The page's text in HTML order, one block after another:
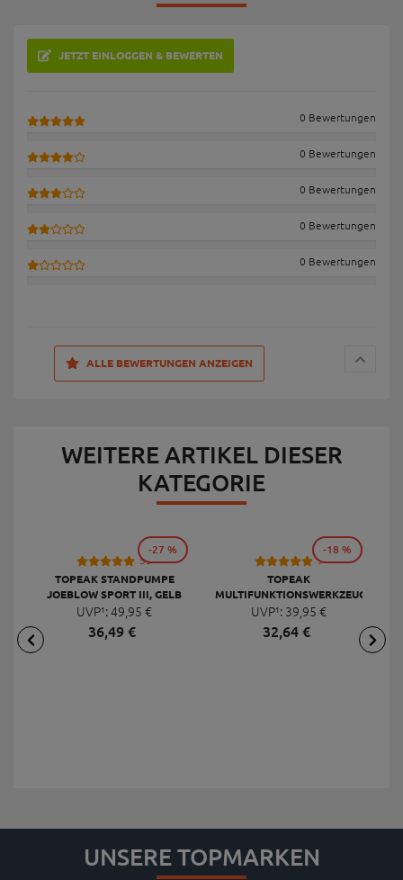
JETZT EINLOGGEN & BEWERTEN
0 Bewertungen
0 Bewertungen
0 Bewertungen
0 Bewertungen
0 Bewertungen
ALLE BEWERTUNGEN ANZEIGEN
WEITERE ARTIKEL DIESER
KATEGORIE
53
TOPEAK STANDPUMPE
JOEBLOW SPORT III, GELB
UVP¹:49,95 €
36,49€
-27 %
9
TOPEAK
MULTIFUNKTIONSWERKZEUG
MINI 20 PRO
UVP¹: 39,95 €
32,64€
-18 %
UNSERE TOPMARKEN